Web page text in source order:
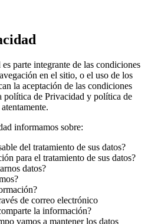
parte integrante de las condiciones
en el sitio, o el uso de los
la aceptación de las condiciones
política de Privacidad y política de
informamos sobre:
del tratamiento de sus datos?
para el tratamiento de sus datos?
datos?
de correo electrónico
la información?
vamos a mantener los datos